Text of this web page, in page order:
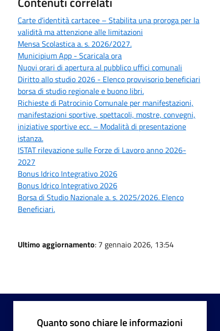
Carte d’identità cartacee – Stabilita una proroga per la
validità ma attenzione alle limitazioni
Mensa Scolastica a. s. 2026/2027.
Municipium App - Scaricala ora
Nuovi orari di apertura al pubblico uffici comunali
Diritto allo studio 2026 - Elenco provvisorio beneficiari
borsa di studio regionale e buono libri.
Richieste di Patrocinio Comunale per manifestazioni,
manifestazioni sportive, spettacoli, mostre, convegni,
iniziative sportive ecc. – Modalità di presentazione
istanza.
ISTAT rilevazione sulle Forze di Lavoro anno 2026-
2027
Bonus Idrico Integrativo 2026
Bonus Idrico Integrativo 2026
Borsa di Studio Nazionale a. s. 2025/2026. Elenco
Beneficiari.
Ultimo aggiornamento: 7 gennaio 2026, 13:54
Quanto sono chiare le informazioni